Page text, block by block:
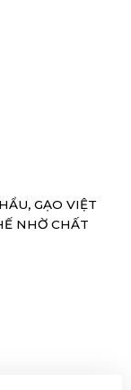
GẠO VIỆT
NHỜ CHẤT